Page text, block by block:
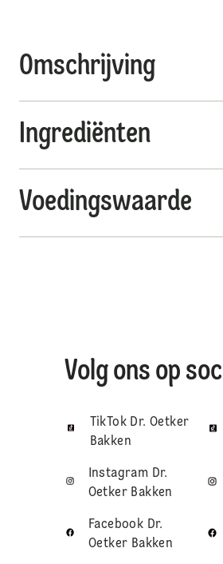
Omschrijving
Ingrediënten
Voedingswaarde
Volg ons op
TikTok Dr. Oetker
Bakken
Instagram Dr.
Oetker Bakken
Facebook Dr.
Oetker Bakken